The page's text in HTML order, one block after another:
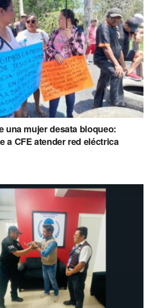
una mujer desata bloqueo:
a CFE atender red eléctrica